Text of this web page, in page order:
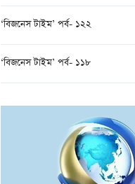
‘বিজনেস টাইম’ পর্ব- ১২২
‘বিজনেস টাইম’ পর্ব- ১১৮